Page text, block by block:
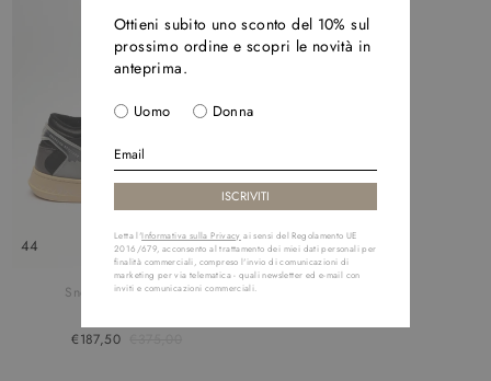
Ottieni subito uno sconto del 10% sul
prossimo ordine e scopri le novità in
anteprima.
Uomo Donna
Letta l'Informativa sulla Privacy ai sensi del Regolamento UE
2016/679, acconsento al trattamento dei miei dati personali per
finalità commerciali, compreso l'invio di comunicazioni di
marketing per via telematica - quali newsletter ed e-mail con
inviti e comunicazioni commerciali.
44
Sneaker Legend One
€187,50